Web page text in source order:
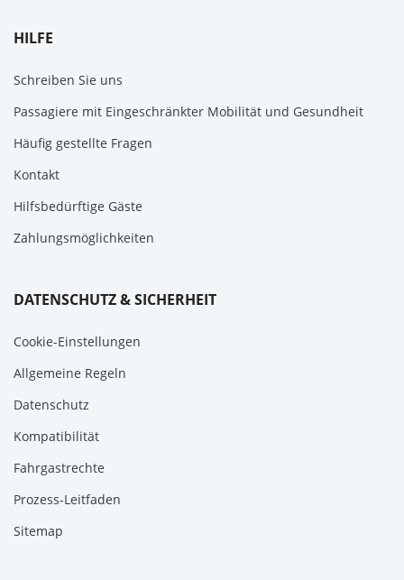
HILFE
Schreiben Sie uns
Passagiere mit Eingeschränkter Mobilität und Gesundheit
Häufig gestellte Fragen
Kontakt
Hilfsbedürftige Gäste
Zahlungsmöglichkeiten
DATENSCHUTZ & SICHERHEIT
Cookie-Einstellungen
Allgemeine Regeln
Datenschutz
Kompatibilität
Fahrgastrechte
Prozess-Leitfaden
Sitemap